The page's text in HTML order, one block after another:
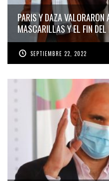
PARIS Y DAZA VALORARON
MASCARILLAS Y EL FIN
SEPTIEMBRE 22, 2022